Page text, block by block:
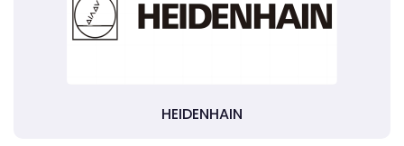
HEIDENHAIN